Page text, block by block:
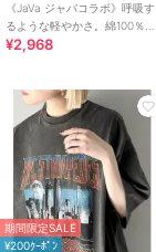
《JaVa ジャバコラボ》呼吸す
るような軽やかさ。綿100％シ
ワ加工デニム2タックイージー
¥2,968
期間限定SALE
¥200ｸｰﾎﾟﾝ